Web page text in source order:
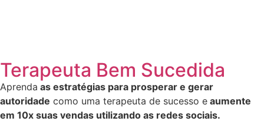
Terapeuta Bem Sucedida
Aprenda as estratégias para prosperar e gerar
autoridade como uma terapeuta de sucesso e aumente
em 10x suas vendas utilizando as redes sociais.